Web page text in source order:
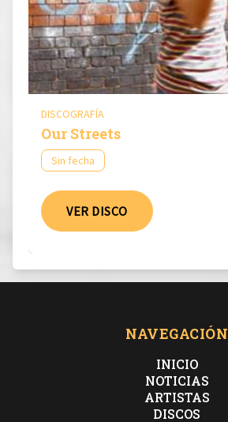
DISCOGRAFÍA
Our Streets
Sin fecha
VER DISCO
NAVEGACIÓN
INICIO
NOTICIAS
ARTISTAS
DISCOS